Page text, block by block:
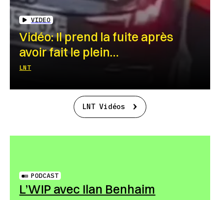
VIDEO
Vidéo: Il prend la fuite après
avoir fait le plein…
LNT
LNT Vidéos
PODCAST
L’WIP avec Ilan Benhaim